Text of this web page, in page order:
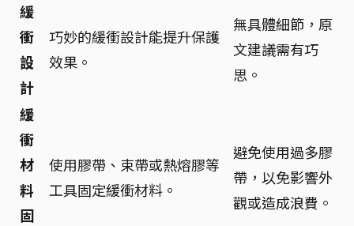
緩
衝
設
計
巧妙的緩衝設計能提升保護
效果。
無具體細節，原
文建議需有巧
思。
緩
衝
材
料
固
使用膠帶、束帶或熱熔膠等
工具固定緩衝材料。
避免使用過多膠
帶，以免影響外
觀或造成浪費。